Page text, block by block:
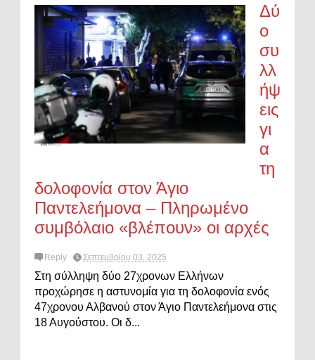
Δύ
ο
συ
λλ
ήψ
εις
γι
α
τη
δολοφονία στον Άγιο
Παντελεήμονα – Πληρωμένο
συμβόλαιο «βλέπουν» οι αρχές
Reply Σεπτεμβρίου 03, 2025
Στη σύλληψη δύο 27χρονων Ελλήνων
προχώρησε η αστυνομία για τη δολοφονία ενός
47χρονου Αλβανού στον Άγιο Παντελεήμονα στις
18 Αυγούστου. Οι δ...